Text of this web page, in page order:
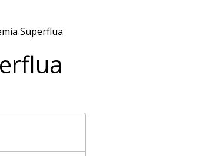
Superflua